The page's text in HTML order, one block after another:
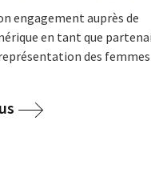
engagement auprès de
en tant que
des femmes